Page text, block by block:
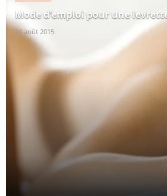
Mode d'emploi pour une
24 août 2015